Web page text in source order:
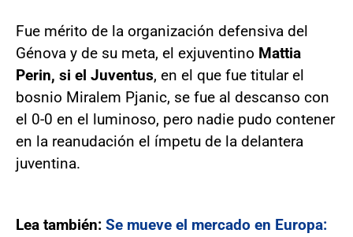
Fue mérito de la organización defensiva del
Génova y de su meta, el exjuventino Mattia
Perin, si el Juventus, en el que fue titular el
bosnio Miralem Pjanic, se fue al descanso con
el 0-0 en el luminoso, pero nadie pudo contener
en la reanudación el ímpetu de la delantera
juventina.
Lea también: Se mueve el mercado en Europa: